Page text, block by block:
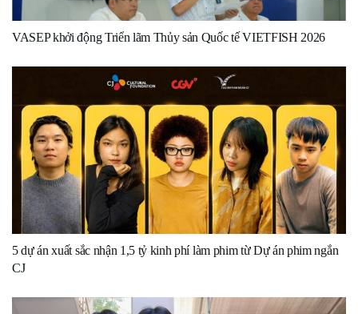
VASEP khởi động Triển lãm Thủy sản Quốc tế VIETFISH 2026
5 dự án xuất sắc nhận 1,5 tỷ kinh phí làm phim từ Dự án phim ngắn
CJ